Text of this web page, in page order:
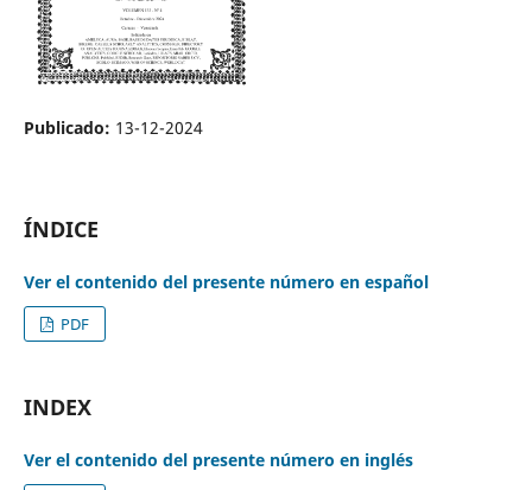
Publicado: 13-12-2024
ÍNDICE
Ver el contenido del presente número en español
PDF
INDEX
Ver el contenido del presente número en inglés